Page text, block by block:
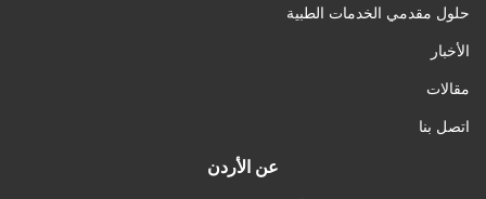
حلول مقدمي الخدمات الطبية
الأخبار
مقالات
اتصل بنا
عن الأردن